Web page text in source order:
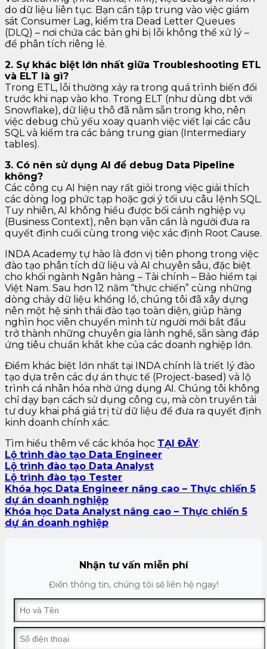
do dữ liệu liên tục. Bạn cần tập trung vào việc giám
sát Consumer Lag, kiểm tra Dead Letter Queues
(DLQ) – nơi chứa các bản ghi bị lỗi không thể xử lý –
để phân tích riêng lẻ.
2. Sự khác biệt lớn nhất giữa Troubleshooting ETL
và ELT là gì?
Trong ETL, lỗi thường xảy ra trong quá trình biến đổi
trước khi nạp vào kho. Trong ELT (như dùng dbt với
Snowflake), dữ liệu thô đã nằm sẵn trong kho, nên
việc debug chủ yếu xoay quanh việc viết lại các câu
SQL và kiểm tra các bảng trung gian (Intermediary
tables).
3. Có nên sử dụng AI để debug Data Pipeline
không?
Các công cụ AI hiện nay rất giỏi trong việc giải thích
các dòng log phức tạp hoặc gợi ý tối ưu câu lệnh SQL.
Tuy nhiên, AI không hiểu được bối cảnh nghiệp vụ
(Business Context), nên bạn vẫn cần là người đưa ra
quyết định cuối cùng trong việc xác định Root Cause.
INDA Academy tự hào là đơn vị tiên phong trong việc
đào tạo phân tích dữ liệu và AI chuyên sâu, đặc biệt
cho khối ngành Ngân hàng – Tài chính – Bảo hiểm tại
Việt Nam. Sau hơn 12 năm “thực chiến” cùng những
dòng chảy dữ liệu khổng lồ, chúng tôi đã xây dựng
nên một hệ sinh thái đào tạo toàn diện, giúp hàng
nghìn học viên chuyển mình từ người mới bắt đầu
trở thành những chuyên gia lành nghề, sẵn sàng đáp
ứng tiêu chuẩn khắt khe của các doanh nghiệp lớn.
Điểm khác biệt lớn nhất tại INDA chính là triết lý đào
tạo dựa trên các dự án thực tế (Project-based) và lộ
trình cá nhân hóa nhờ ứng dụng AI. Chúng tôi không
chỉ dạy bạn cách sử dụng công cụ, mà còn truyền tải
tư duy khai phá giá trị từ dữ liệu để đưa ra quyết định
kinh doanh chính xác.
Tìm hiểu thêm về các khóa học TẠI ĐÂY:
Lộ trình đào tạo Data Engineer
Lộ trình đào tạo Data Analyst
Lộ trình đào tạo Tester
Khóa học Data Engineer nâng cao – Thực chiến 5
dự án doanh nghiệp
Khóa học Data Analyst nâng cao – Thực chiến 5
dự án doanh nghiệp
Nhận tư vấn miễn phí
Điền thông tin, chúng tôi sẽ liên hệ ngay!